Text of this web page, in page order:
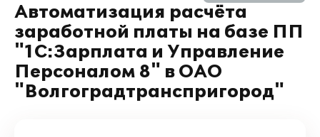
Автоматизация расчёта
заработной платы на базе ПП
"1С:Зарплата и Управление
Персоналом 8" в ОАО
"Волгоградтранспригород"